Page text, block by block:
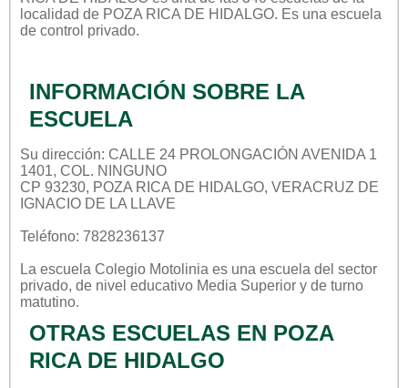
localidad de POZA RICA DE HIDALGO. Es una escuela
de control privado.
INFORMACIÓN SOBRE LA
ESCUELA
Su dirección: CALLE 24 PROLONGACIÓN AVENIDA 1
1401, COL. NINGUNO
CP 93230, POZA RICA DE HIDALGO, VERACRUZ DE
IGNACIO DE LA LLAVE
Teléfono: 7828236137
La escuela Colegio Motolinia es una escuela del sector
privado, de nivel educativo Media Superior y de turno
matutino.
OTRAS ESCUELAS EN POZA
RICA DE HIDALGO